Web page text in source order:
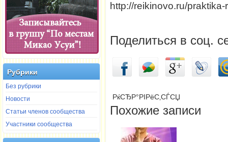
Рубрики
Без рубрики
Новости
Статьи членов сообщества
Участники сообщества
http://reikinovo.ru/
Поделиться в соц.
РќСЂР°РІРёС‚СЃСЏ
Похожие записи